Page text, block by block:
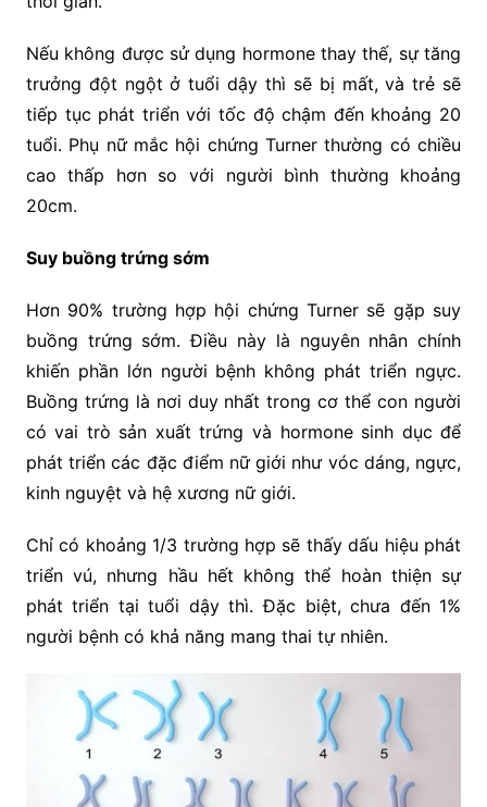
Nếu không được sử dụng hormone thay thế, sự tăng
trưởng đột ngột ở tuổi dậy thì sẽ bị mất, và trẻ sẽ
tiếp tục phát triển với tốc độ chậm đến khoảng 20
tuổi. Phụ nữ mắc hội chứng Turner thường có chiều
cao thấp hơn so với người bình thường khoảng
20cm.
Suy buồng trứng sớm
Hơn 90% trường hợp hội chứng Turner sẽ gặp suy
buồng trứng sớm. Điều này là nguyên nhân chính
khiến phần lớn người bệnh không phát triển ngực.
Buồng trứng là nơi duy nhất trong cơ thể con người
có vai trò sản xuất trứng và hormone sinh dục để
phát triển các đặc điểm nữ giới như vóc dáng, ngực,
kinh nguyệt và hệ xương nữ giới.
Chỉ có khoảng 1/3 trường hợp sẽ thấy dấu hiệu phát
triển vú, nhưng hầu hết không thể hoàn thiện sự
phát triển tại tuổi dậy thì. Đặc biệt, chưa đến 1%
người bệnh có khả năng mang thai tự nhiên.